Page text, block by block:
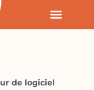
de logiciel